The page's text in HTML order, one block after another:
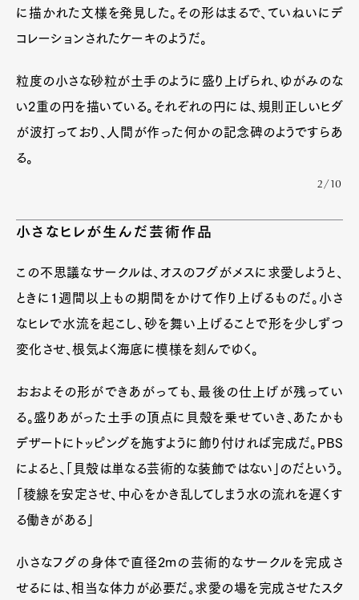
に描かれた文様を発見した。その形はまるで、ていねいにデ
コレーションされたケーキのようだ。
粒度の小さな砂粒が土手のように盛り上げられ、ゆがみのな
い2重の円を描いている。それぞれの円には、規則正しいヒダ
が波打っており、人間が作った何かの記念碑のようですらあ
る。
2/10
小さなヒレが生んだ芸術作品
この不思議なサークルは、オスのフグがメスに求愛しようと、
ときに1週間以上もの期間をかけて作り上げるものだ。小さ
なヒレで水流を起こし、砂を舞い上げることで形を少しずつ
変化させ、根気よく海底に模様を刻んでゆく。
おおよその形ができあがっても、最後の仕上げが残ってい
る。盛りあがった土手の頂点に貝殻を乗せていき、あたかも
デザートにトッピングを施すように飾り付ければ完成だ。PBS
によると、「貝殻は単なる芸術的な装飾ではない」のだという。
「稜線を安定させ、中心をかき乱してしまう水の流れを遅くす
る働きがある」
小さなフグの身体で直径2mの芸術的なサークルを完成さ
せるには、相当な体力が必要だ。求愛の場を完成させたスタ